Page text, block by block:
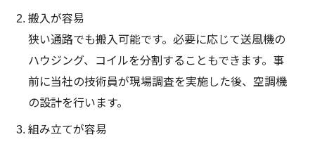
搬入が容易
狭い通路でも搬入可能です。必要に応じて送風機の
ハウジング、コイルを分割することもできます。事
前に当社の技術員が現場調査を実施した後、空調機
の設計を行います。
組み立てが容易